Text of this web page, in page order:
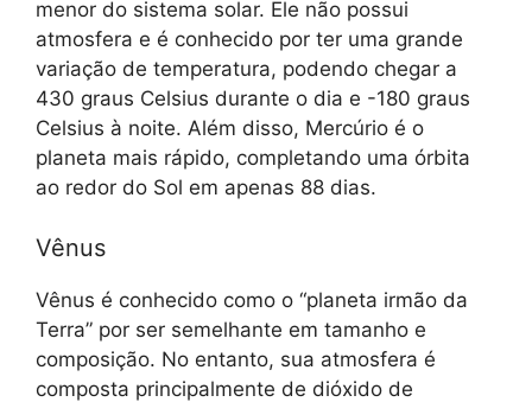
menor do sistema solar. Ele não possui
atmosfera e é conhecido por ter uma grande
variação de temperatura, podendo chegar a
430 graus Celsius durante o dia e -180 graus
Celsius à noite. Além disso, Mercúrio é o
planeta mais rápido, completando uma órbita
ao redor do Sol em apenas 88 dias.
Vênus
Vênus é conhecido como o “planeta irmão da
Terra” por ser semelhante em tamanho e
composição. No entanto, sua atmosfera é
composta principalmente de dióxido de